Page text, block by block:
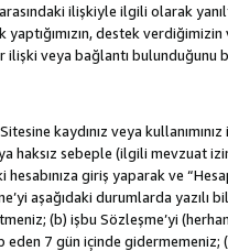
ilişkiyle ilgili olarak
destek
ilişki veya bağlantı bulunduğunu
kaydınız veya
haksız sebeple (ilgili mevzuat
giriş yaparak ve
aşağıdaki durumlarda yazılı
(b) işbu Sözleşme’yi
7 gün içinde gidermemeniz;